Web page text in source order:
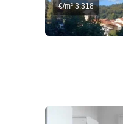
€/m² 3.318